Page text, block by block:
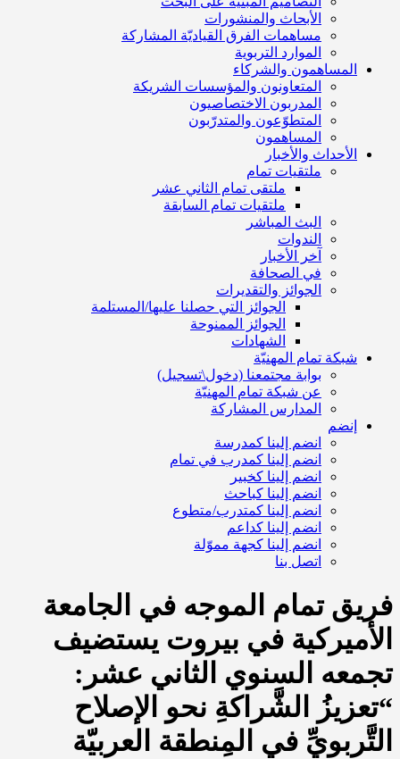
الأبحاث والمنشورات
مساهمات الفرق القياديّة المشاركة
الموارد التربوية
المساهمون والشركاء
المتعاونون والمؤسسات الشريكة
المدربون الاختصاصيون
المتطوّعون والمتدرّبون
المساهمون
الأحداث والأخبار
ملتقيات تمام
ملتقى تمام الثاني عشر
ملتقيات تمام السابقة
البث المباشر
الندوات
آخر الأخبار
في الصحافة
الجوائز والتقديرات
الجوائز التي حصلنا عليها/المستلمة
الجوائز الممنوحة
الشهادات
شبكة تمام المهنيّة
بوابة مجتمعنا (دخول\تسجيل)
عن شبكة تمام المهنيّة
المدارس المشاركة
إنضم
انضم إلينا كمدرسة
انضم إلينا كمدرب في تمام
انضم إلينا كخبير
انضم إلينا كباحث
انضم إلينا كمتدرب/متطوع
انضم إلينا كداعم
انضم إلينا كجهة مموّلة
اتصل بنا
فريق تمام الموجه في الجامعة
الأميركية في بيروت يستضيف
تجمعه السنوي الثاني عشر:
“تعزيزُ الشَّراكةِ نحو الإصلاح
التَّربويِّ في المِنطقة العربيّة